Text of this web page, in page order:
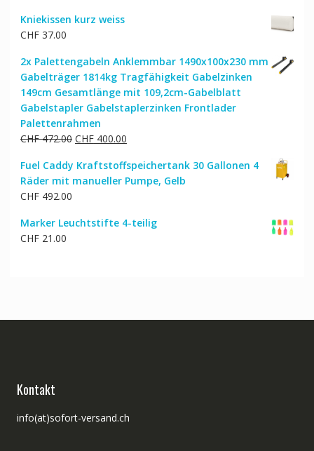
war:
ist:
Kniekissen kurz weiss
CHF37.00
2x Palettengabeln Anklemmbar 1490x100x230 mm
Gabelträger 1814kg Tragfähigkeit Gabelzinken
149cm Gesamtlänge mit 109,2cm-Gabelblatt
Gabelstapler Gabelstaplerzinken Frontlader
Palettenrahmen
CHF472.00 Ursprünglicher
war:
CHF 472.00
CHF400.00Aktueller
ist:
CHF 400.00.
Fuel Caddy Kraftstoffspeichertank 30 Gallonen 4
Räder mit manueller Pumpe, Gelb
CHF492.00
Marker Leuchtstifte 4-teilig
CHF21.00
Kontakt
info(at)sofort-versand.ch